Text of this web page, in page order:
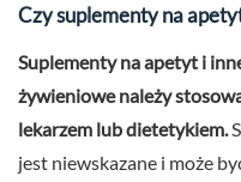
Czy suplementy na
Suplementy na apetyt i
żywieniowe należy
lekarzem lub dietetykiem.
jest niewskazane i może